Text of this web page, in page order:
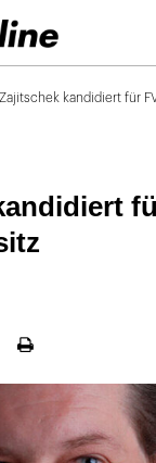
Zajitschek kandidiert für
Seite